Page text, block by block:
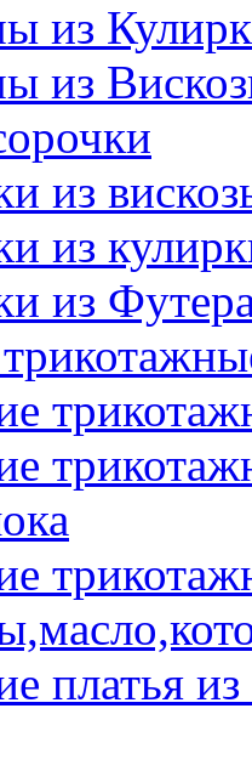
из
из
из
из
из
платья